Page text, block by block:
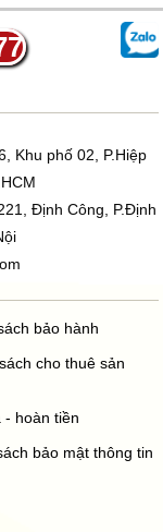
Khu phố 02, P.Hiệp
Định Công, P.Định
bảo hành
cho thuê sản
- hoàn tiền
bảo mật thông tin